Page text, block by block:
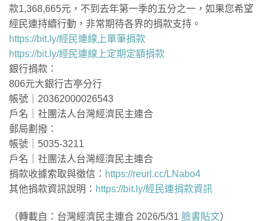
款1,368,665元，不到去年第一季的五分之一，如果您希望
經民連持續行動，非常期待各界的捐款支持。
https://bit.ly/經民連線上單筆捐款
https://bit.ly/經民連線上定期定額捐款
銀行捐款：
806元大銀行古亭分行
帳號｜20362000026543
戶名｜社團法人台灣經濟民主連合
郵局劃撥：
帳號｜5035-3211
戶名｜社團法人台灣經濟民主連合
捐款收據索取與徵信： https://reurl.cc/LNabo4
其他捐款資訊說明： https://bit.ly/經民連捐款資訊
（轉載自：台灣經濟民主連合 2026/5/31 臉書貼文）